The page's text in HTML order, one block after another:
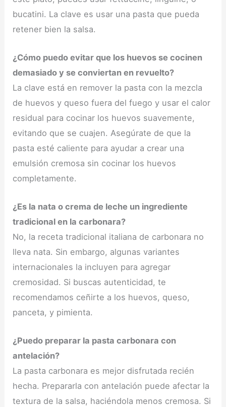
bucatini. La clave es usar una pasta que pueda
retener bien la salsa.
¿Cómo puedo evitar que los huevos se cocinen
demasiado y se conviertan en revuelto?
La clave está en remover la pasta con la mezcla
de huevos y queso fuera del fuego y usar el calor
residual para cocinar los huevos suavemente,
evitando que se cuajen. Asegúrate de que la
pasta esté caliente para ayudar a crear una
emulsión cremosa sin cocinar los huevos
completamente.
¿Es la nata o crema de leche un ingrediente
tradicional en la carbonara?
No, la receta tradicional italiana de carbonara no
lleva nata. Sin embargo, algunas variantes
internacionales la incluyen para agregar
cremosidad. Si buscas autenticidad, te
recomendamos ceñirte a los huevos, queso,
panceta, y pimienta.
¿Puedo preparar la pasta carbonara con
antelación?
La pasta carbonara es mejor disfrutada recién
hecha. Prepararla con antelación puede afectar la
textura de la salsa, haciéndola menos cremosa. Si